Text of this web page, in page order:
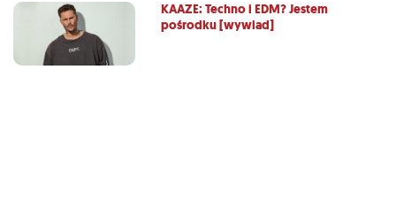
KAAZE: Techno i EDM? Jestem
pośrodku [wywiad]